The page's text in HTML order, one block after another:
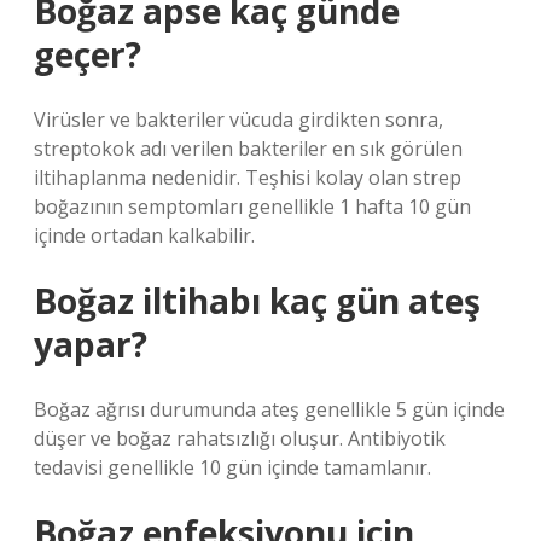
Boğaz apse kaç günde
geçer?
Virüsler ve bakteriler vücuda girdikten sonra,
streptokok adı verilen bakteriler en sık görülen
iltihaplanma nedenidir. Teşhisi kolay olan strep
boğazının semptomları genellikle 1 hafta 10 gün
içinde ortadan kalkabilir.
Boğaz iltihabı kaç gün ateş
yapar?
Boğaz ağrısı durumunda ateş genellikle 5 gün içinde
düşer ve boğaz rahatsızlığı oluşur. Antibiyotik
tedavisi genellikle 10 gün içinde tamamlanır.